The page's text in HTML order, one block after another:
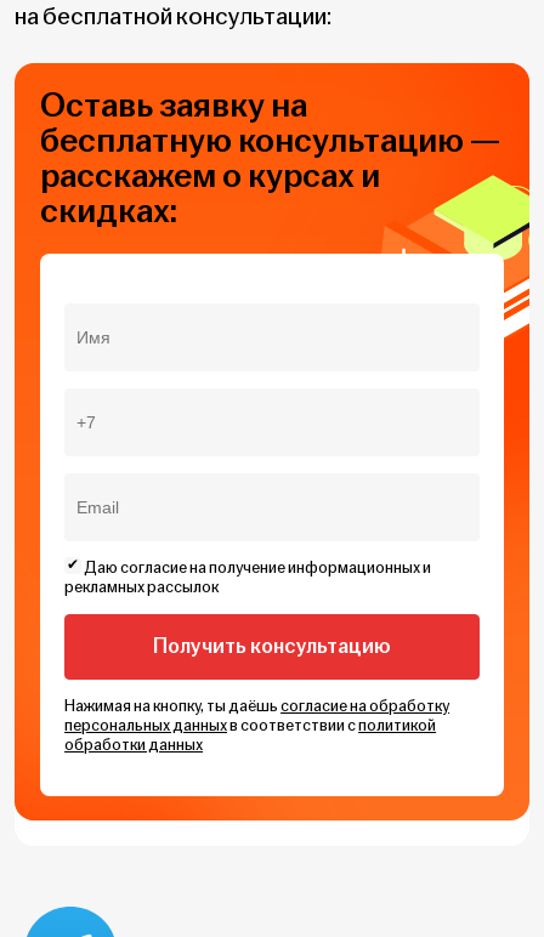
на бесплатной консультации:
Оставь заявку на
бесплатную консультацию —
расскажем о курсах и
скидках:
Даю согласие на получение информационных и
рекламных рассылок
Нажимая на кнопку, ты даёшьсогласие на обработку
персональных данныхв соответствии сполитикой
обработки данных